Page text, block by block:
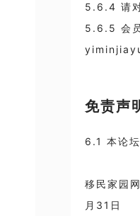
5.6.4 请
5.6.5 会
免责声
6.1 本论
移民家园
月31日